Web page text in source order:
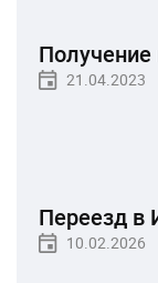
21.04.2023
Переезд
10.02.2026